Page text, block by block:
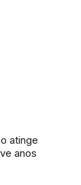
atinge
anos